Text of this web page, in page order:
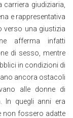
giudiziaria,
e rappresentativa
verso una giustizia
afferma infatti
di sesso, mentre
in condizioni di
ancora ostacoli
alle donne di
In quegli anni era
non fossero adatte